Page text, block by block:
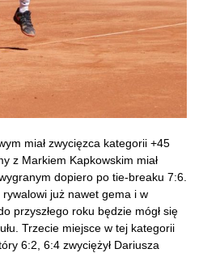
miał zwycięzca kategorii +45
z Markiem Kapkowskim miał
dopiero po tie-breaku 7:6.
już nawet gema i w
przyszłego roku będzie mógł się
Trzecie miejsce w tej kategorii
6:2, 6:4 zwyciężył Dariusza